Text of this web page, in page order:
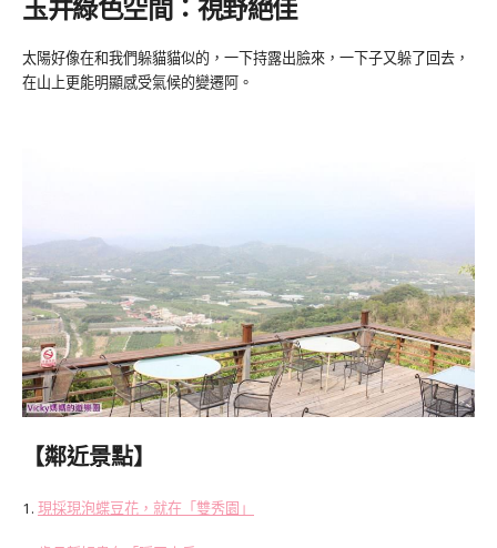
玉井綠色空間：視野絕佳
太陽好像在和我們躲貓貓似的，一下持露出臉來，一下子又躲了回去，
在山上更能明顯感受氣候的變遷阿。
【鄰近景點】
1. 現採現泡蝶豆花，就在「雙秀園」